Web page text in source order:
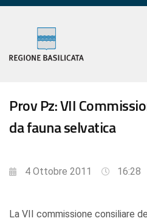
Prov Pz: VII
da fauna selvatica
4 Ottobre 2011 16:28
La VII commissione consiliare